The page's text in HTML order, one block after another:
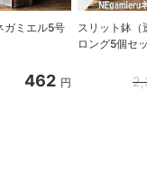
ガミエル5号
462 円
スリット鉢（
ロング5個セ